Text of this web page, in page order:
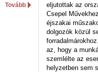
Tovább
eljutottak az
Csepel
éjszakai
dolgozók közül
az, hogy a
szemlélte az
helyzetben sem